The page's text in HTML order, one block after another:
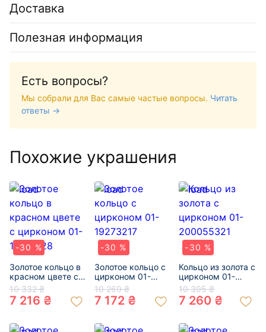
Доставка
Полезная информация
Есть вопросы?
Мы собрали для Вас самые частые вопросы. Читать
ответы →
Похожие украшения
-30 %
Золотое кольцо в
красном цвете с
цирконом 01-
19132728
10 332 ₴
7 216 ₴
-30 %
Золотое кольцо с
цирконом 01-
19273217
10 269 ₴
7 172 ₴
-30 %
Кольцо из золота с
цирконом 01-
200055321
10 395 ₴
7 260 ₴